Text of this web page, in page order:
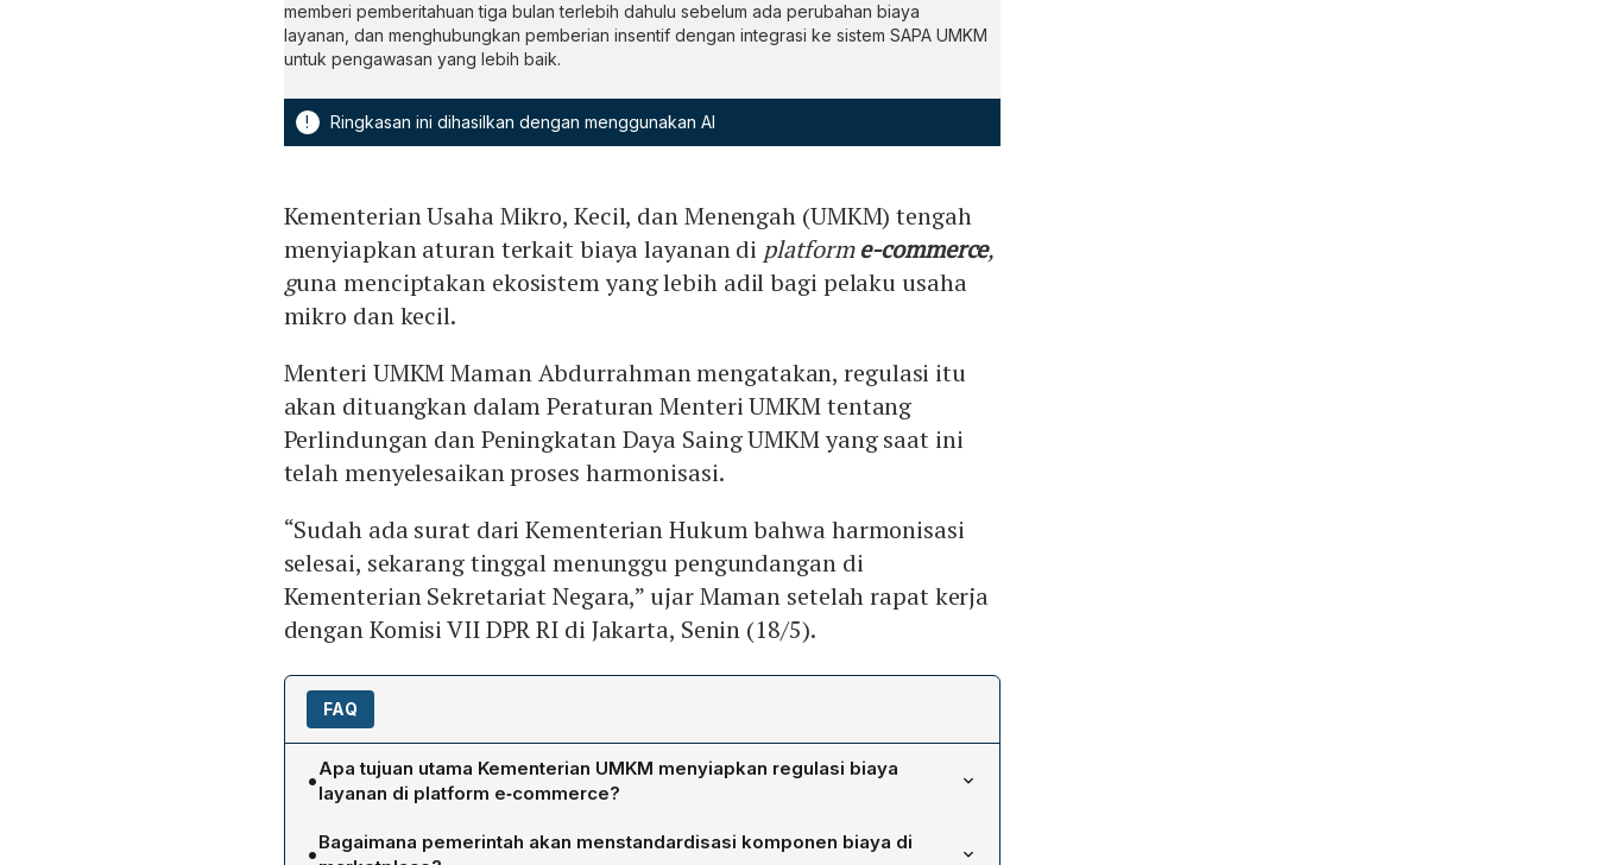
memberi pemberitahuan tiga bulan terlebih dahulu sebelum ada perubahan biaya
layanan, dan menghubungkan pemberian insentif dengan integrasi ke sistem SAPA UMKM
untuk pengawasan yang lebih baik.
! Ringkasan ini dihasilkan dengan menggunakan AI
Kementerian Usaha Mikro, Kecil, dan Menengah (UMKM) tengah
menyiapkan aturan terkait biaya layanan di platforme-commerce,
guna menciptakan ekosistem yang lebih adil bagi pelaku usaha
mikro dan kecil.
Menteri UMKM Maman Abdurrahman mengatakan, regulasi itu
akan dituangkan dalam Peraturan Menteri UMKM tentang
Perlindungan dan Peningkatan Daya Saing UMKM yang saat ini
telah menyelesaikan proses harmonisasi.
“Sudah ada surat dari Kementerian Hukum bahwa harmonisasi
selesai, sekarang tinggal menunggu pengundangan di
Kementerian Sekretariat Negara,” ujar Maman setelah rapat kerja
dengan Komisi VII DPR RI di Jakarta, Senin (18/5).
FAQ
•Apa tujuan utama Kementerian UMKM menyiapkan regulasi biaya
layanan di platform e‑commerce?
Regulasi tersebut bertujuan menciptakan ekosistem yang lebih adil bagi pelaku
usaha mikro dan kecil dengan melindungi mereka dari beban biaya yang tidak
•Bagaimana pemerintah akan menstandardisasi komponen biaya di